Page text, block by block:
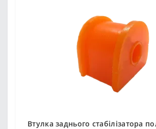
Втулка заднього стабілізатора